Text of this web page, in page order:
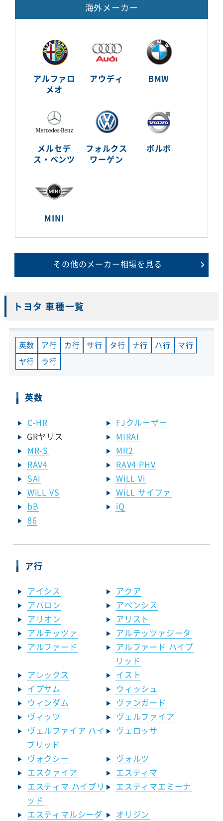
海外メーカー
アルファロ
メオ
アウディ BMW
メルセデ
ス・ベンツ
フォルクス
ワーゲン
ボルボ
MINI
その他のメーカー相場を見る
トヨタ 車種一覧
英数 ア行 カ行 サ行 タ行 ナ行 ハ行
マ行
ヤ行
ラ行
英数
C-HR
FJクルーザー
GRヤリス
MIRAI
MR-S
MR2
RAV4
RAV4 PHV
SAI
WiLL Vi
WiLL VS
WiLL サイファ
bB
iQ
86
ア行
アイシス
アクア
アバロン
アベンシス
アリオン
アリスト
アルテッツァ
アルテッツァジータ
アルファード
アルファード ハイブ
リッド
アレックス
イスト
イプサム
ウィッシュ
ウィンダム
ヴァンガード
ヴィッツ
ヴェルファイア
ヴェルファイア ハイ
ブリッド
ヴェロッサ
ヴォクシー
ヴォルツ
エスクァイア
エスティマ
エスティマ ハイブリ
ッド
エスティマエミーナ
エスティマルシーダ
オリジン